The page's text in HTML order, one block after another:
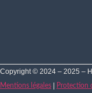
Copyright © 2024 – 2025
Mentions légales | Protection